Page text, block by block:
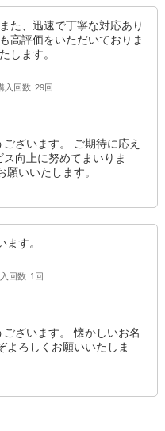
た、迅速で丁寧な対応あり
高評価をいただいておりま
します。
入回数 29回
ざいます。 ご期待に応え
向上に努めてまいりま
いいたします。
す。
回数 1回
ざいます。 懐かしいお名
よろしくお願いいたしま